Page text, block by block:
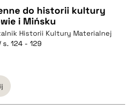
do historii kultury
i Mińsku
Historii Kultury Materialnej
s. 124 - 129